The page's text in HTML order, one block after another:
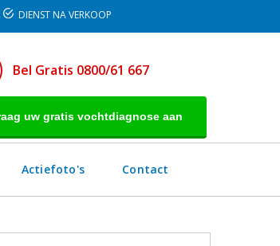
DIENST NA VERKOOP
Bel Gratis 0800/61 667
uw gratis vochtdiagnose aan
Actiefoto's Contact